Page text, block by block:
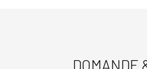
DOMANDE